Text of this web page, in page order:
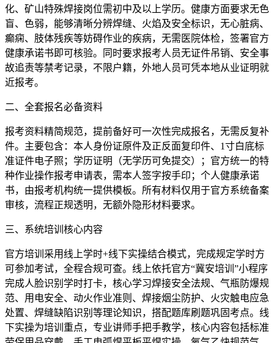
化、矿山特殊焊接岗位需初中及以上学历。健康方面要求无色
盲、色弱，能够清晰分辨焊缝、火焰及安全标识，无心脏病、
癫痫、肢体残疾等妨碍作业的疾病，无需医院体检，签署官方
健康承诺书即可核验。同时要求报考人员无证件吊销、安全事
故追责等禁考记录，不限户籍，外地人员可凭本地从业证明就
近报考。
二、全套报名必备资料
报考资料精简规范，提前备好可一次性完成报名，无需反复补
件。主要包含：本人身份证原件及正反面复印件、1寸白底标
准证件电子照；学历证明（无学历可免提交）；官方统一的特
种作业操作报考申请表，需本人签字按手印；个人健康承诺
书，由报考机构统一提供模板。所有材料仅用于官方系统备案
审核，流程正规透明，无额外隐形材料要求。
三、系统培训核心内容
官方培训采用线上学时+线下实操结合模式，完成规定学时方
可参加考试，全程合规可查。线上依托官方“冀安培训”小程序
完成人脸识别学时打卡，核心学习焊接安全法规、气瓶防爆规
范、用电安全、动火作业准则、焊接烟尘防护、火灾触电应急
处置、焊缝缺陷识别等理论知识，搭配题库刷题巩固考点。线
下实操为培训重点，专业讲师手把手教学，核心内容包括标准